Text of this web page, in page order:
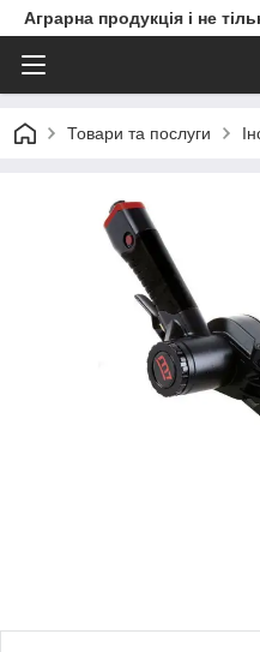
Аграрна продукція і не
Товари та послуги